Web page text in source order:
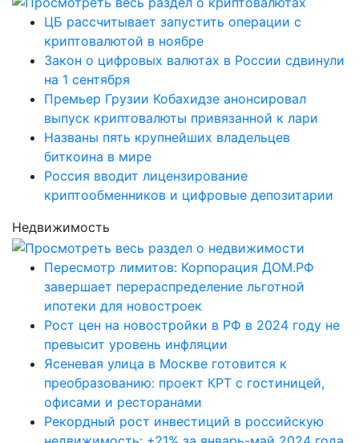
ЦБ рассчитывает запустить операции с
криптовалютой в ноябре
Закон о цифровых валютах в России сдвинули
на 1 сентября
Премьер Грузии Кобахидзе анонсировал
выпуск криптовалюты привязанной к лари
Названы пять крупнейших владельцев
биткоина в мире
Россия вводит лицензирование
криптообменников и цифровые депозитарии
Недвижимость
Пересмотр лимитов: Корпорация ДОМ.РФ
завершает перераспределение льготной
ипотеки для новостроек
Рост цен на новостройки в РФ в 2024 году не
превысит уровень инфляции
Ясеневая улица в Москве готовится к
преобразованию: проект КРТ с гостиницей,
офисами и ресторанами
Рекордный рост инвестиций в российскую